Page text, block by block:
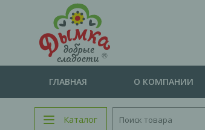
ГЛАВНАЯ О КОМПАНИИ
Каталог